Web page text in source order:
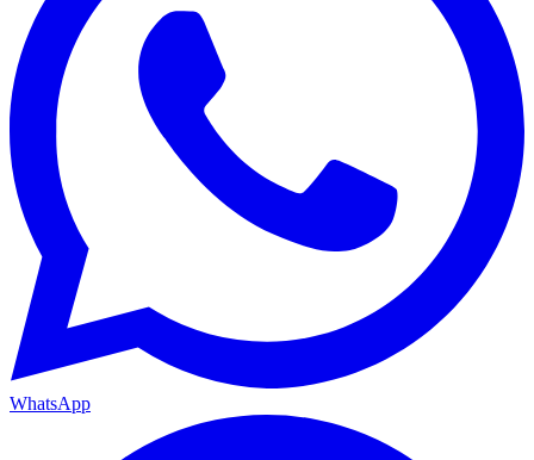
WhatsApp